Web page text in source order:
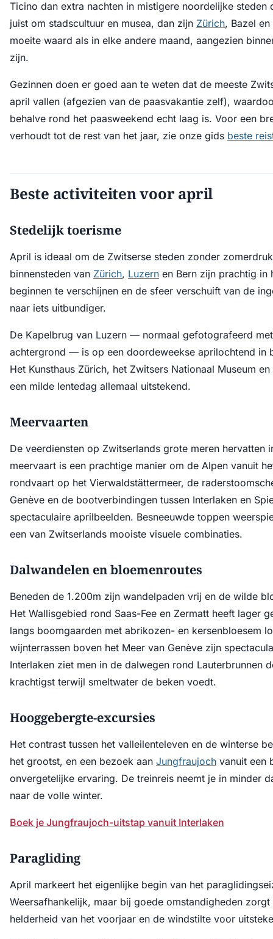
Ticino dan extra nachten in mistigere noordelijke steden
juist om stadscultuur en musea, dan zijn Zürich, Bazel
moeite waard als in elke andere maand, aangezien
zijn.
Gezinnen doen er goed aan te weten dat de meeste
april vallen (afgezien van de paasvakantie zelf),
behalve rond het paasweekend echt laag is. Voor een
verhoudt tot de rest van het jaar, zie onze gids beste
Beste activiteiten voor april
Stedelijk toerisme
April is ideaal om de Zwitserse steden zonder
binnensteden van Zürich, Luzern en Bern zijn prachtig in
beginnen te verschijnen en de sfeer verschuift van de
naar iets uitbundiger.
De Kapelbrug van Luzern — normaal gefotografeerd
achtergrond — is op een doordeweekse aprilochtend in
Het Kunsthaus Zürich, het Zwitsers Nationaal Museum
een milde lentedag allemaal uitstekend.
Meervaarten
De veerdiensten op Zwitserlands grote meren hervatten
meervaart is een prachtige manier om de Alpen vanuit
rondvaart op het Vierwaldstättermeer, de
Genève en de bootverbindingen tussen Interlaken en
spectaculaire aprilbeelden. Besneeuwde toppen
een van Zwitserlands mooiste visuele combinaties.
Dalwandelen en bloemenroutes
Beneden de 1.200m zijn wandelpaden vrij en de wilde
Het Wallisgebied rond Saas-Fee en Zermatt heeft lager
langs boomgaarden met abrikozen- en kersenbloesem
wijnterrassen boven het Meer van Genève zijn
Interlaken ziet men in de dalwegen rond Lauterbrunnen
krachtigst terwijl smeltwater de beken voedt.
Hooggebergte-excursies
Het contrast tussen het valleilenteleven en de winterse
het grootst, en een bezoek aan Jungfraujoch vanuit een
onvergetelijke ervaring. De treinreis neemt je in minder
naar de volle winter.
Boek je Jungfraujoch-uitstap vanuit Interlaken
Paragliding
April markeert het eigenlijke begin van het
Weersafhankelijk, maar bij goede omstandigheden
helderheid van het voorjaar en de windstilte voor